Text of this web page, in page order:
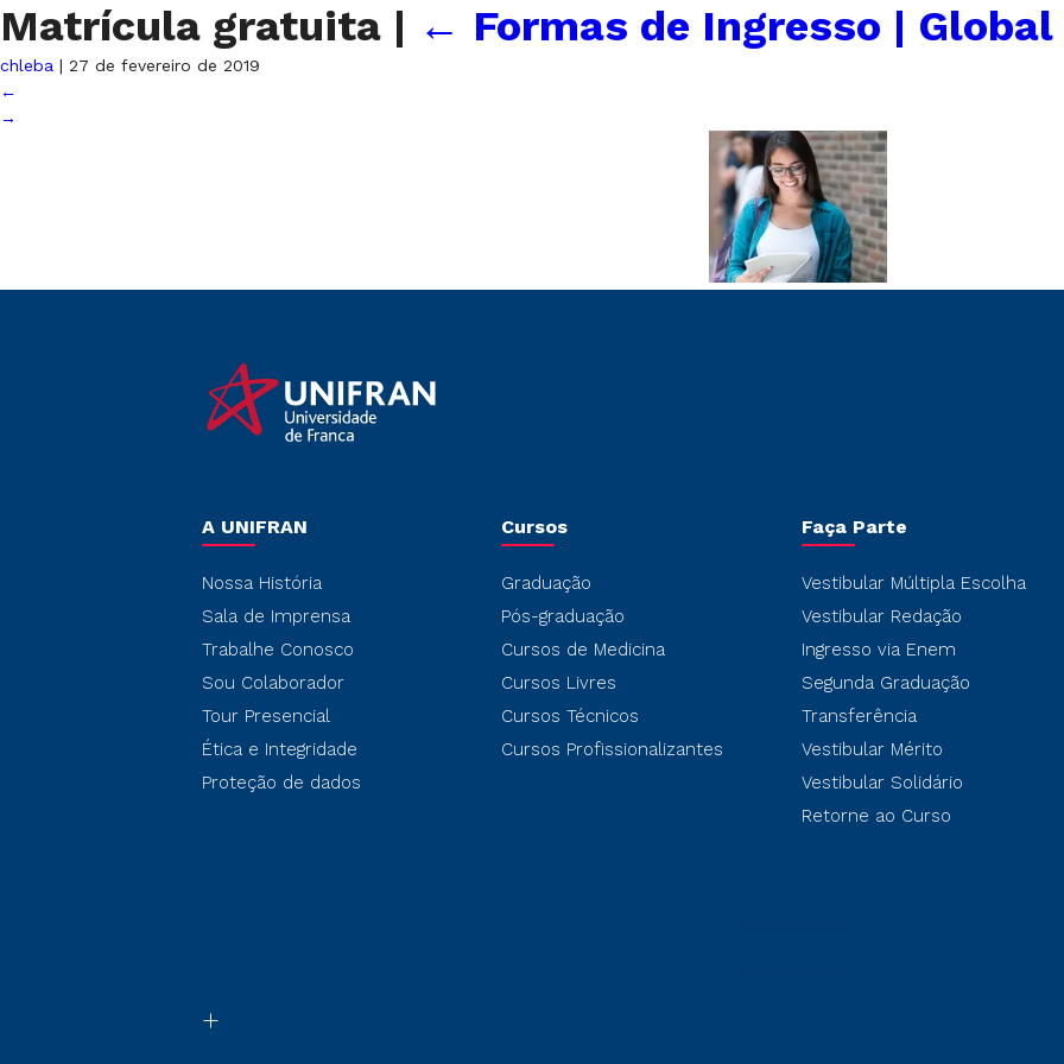
Matrícula gratuita | ← Formas de Ingresso | Global
chleba | 27 de fevereiro de 2019
←
→
A UNIFRAN
Nossa História
Sala de Imprensa
Trabalhe Conosco
Sou Colaborador
Tour Presencial
Ética e Integridade
Proteção de dados
Cursos
Graduação
Pós-graduação
Cursos de Medicina
Cursos Livres
Cursos Técnicos
Cursos Profissionalizantes
Faça Parte
Vestibular Múltipla Escolha
Vestibular Redação
Ingresso via Enem
Segunda Graduação
Transferência
Vestibular Mérito
Vestibular Solidário
Retorne ao Curso